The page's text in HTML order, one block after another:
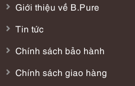
Giới thiệu về B.Pure
Tin tức
Chính sách bảo hành
Chính sách giao hàng